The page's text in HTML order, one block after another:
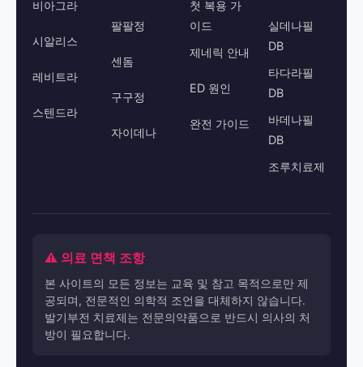
비아그라
시알리스
레비트라
스텐드라
팔팔정
센돔
구구정
자이데나
첫 복용 가
이드
제네릭 안내
ED 원인
완전 가이드
실데나필
DB
타다라필
DB
바데나필
DB
조루치료제
⚠️ 의료 면책 조항
본 사이트의 모든 정보는 교육 및 참고 목적으로만 제
공되며, 전문적인 의학적 조언을 대체하지 않습니다.
발기부전 치료제는 전문의약품으로 반드시 의사의 처
방이 필요합니다.